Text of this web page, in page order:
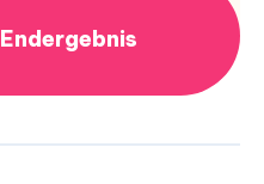
Endergebnis